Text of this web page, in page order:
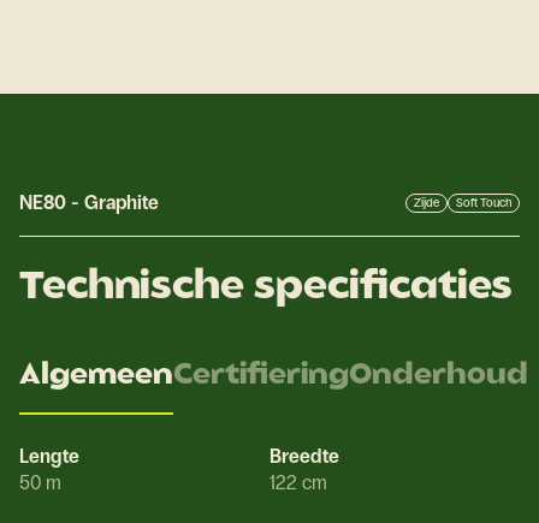
NE80 - Graphite Zijde Soft Touch
Technische specificaties
AlgemeenCertifieringOnderhoud
Lengte
50 m
Breedte
122 cm